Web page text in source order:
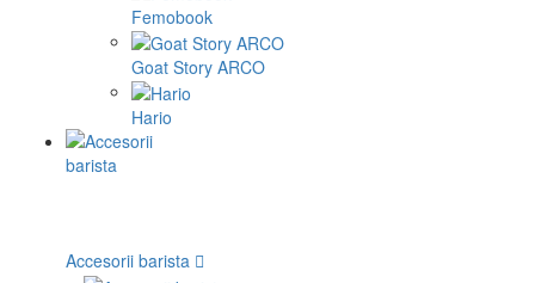
Femobook
Goat Story ARCO
Hario
Accesorii barista